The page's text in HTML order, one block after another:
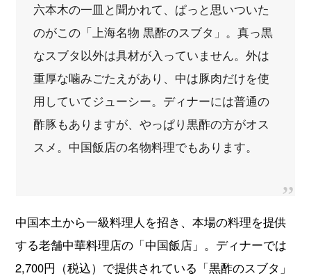
六本木の一皿と聞かれて、ぱっと思いついた
のがこの「上海名物 黒酢のスブタ」。真っ黒
なスブタ以外は具材が入っていません。外は
重厚な噛みごたえがあり、中は豚肉だけを使
用していてジューシー。ディナーには普通の
酢豚もありますが、やっぱり黒酢の方がオス
スメ。中国飯店の名物料理でもあります。
中国本土から一級料理人を招き、本場の料理を提供
する老舗中華料理店の「中国飯店」。ディナーでは
2,700円（税込）で提供されている「黒酢のスブタ」